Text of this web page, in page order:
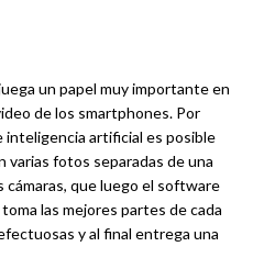
un papel muy importante en
de los smartphones. Por
artificial es posible
fotos separadas de una
que luego el software
las mejores partes de cada
y al final entrega una